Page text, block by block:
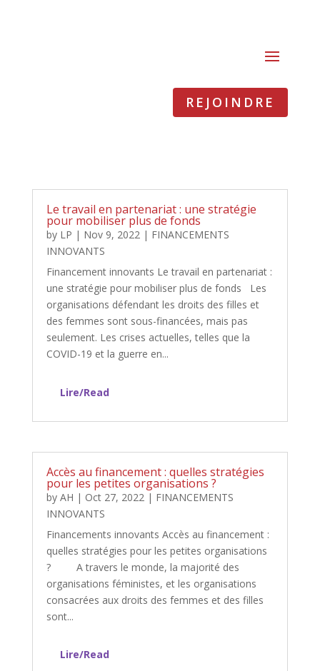
REJOINDRE
Le travail en partenariat : une stratégie
pour mobiliser plus de fonds
by LP | Nov 9, 2022 | FINANCEMENTS
INNOVANTS
Financement innovants Le travail en partenariat :
une stratégie pour mobiliser plus de fonds Les
organisations défendant les droits des filles et
des femmes sont sous-financées, mais pas
seulement. Les crises actuelles, telles que la
COVID-19 et la guerre en...
Lire/Read
Accès au financement : quelles stratégies
pour les petites organisations ?
by AH | Oct 27, 2022 | FINANCEMENTS
INNOVANTS
Financements innovants Accès au financement :
quelles stratégies pour les petites organisations
? A travers le monde, la majorité des
organisations féministes, et les organisations
consacrées aux droits des femmes et des filles
sont...
Lire/Read